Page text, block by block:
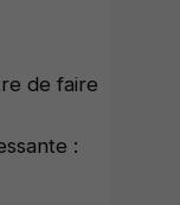
de faire
: